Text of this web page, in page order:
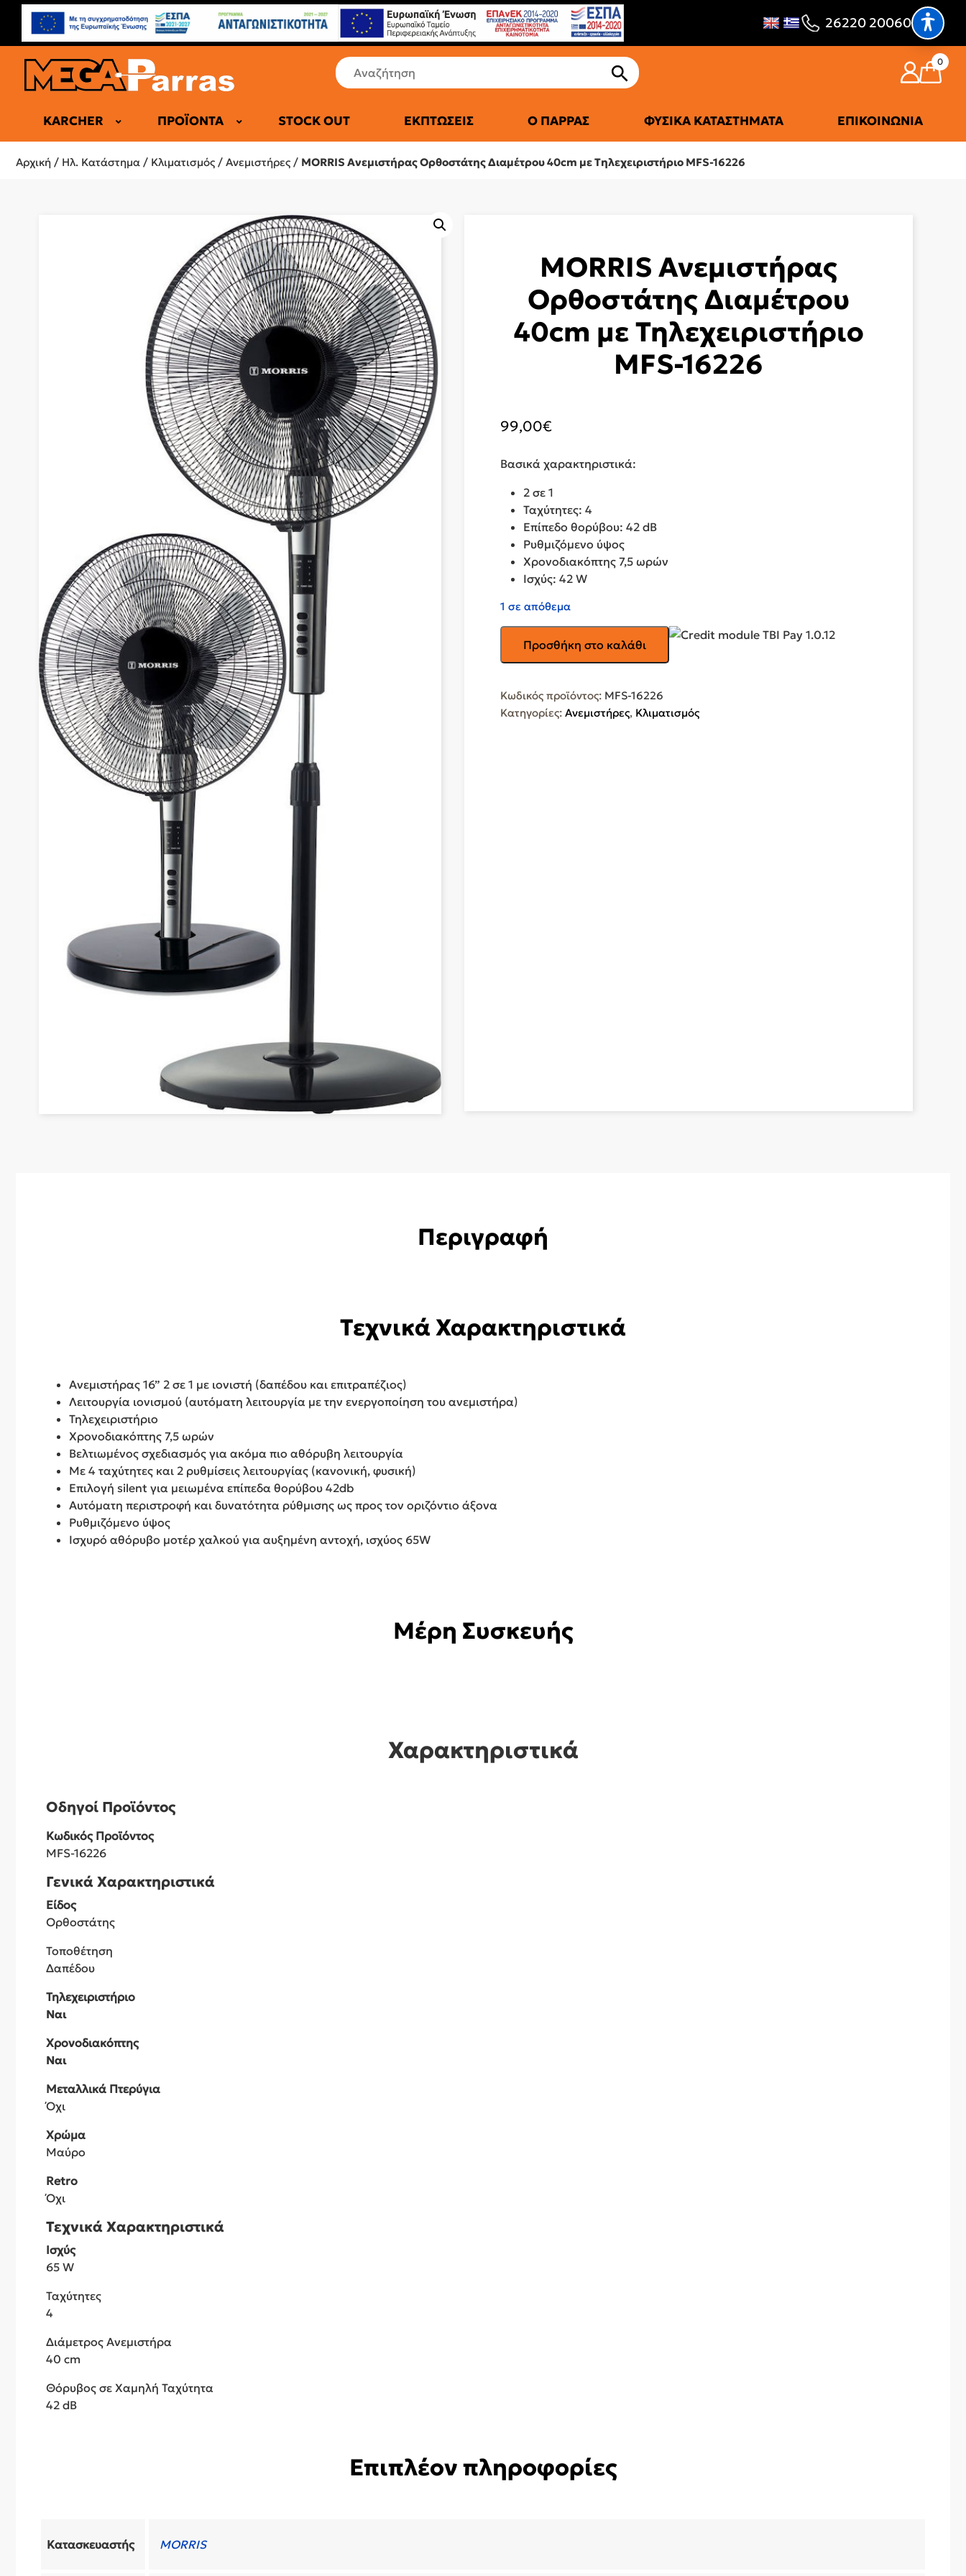
26220 20060
0
KARCHER ΠΡΟΪΌΝΤΑ
ΕΠΑΓΓΕΛΜΑΤΙΚΆ ΨΥΓΕΊΑ
STOCK OUT ΕΚΠΤΏΣΕΙΣ Ο ΠΑΡΡΆΣ ΦΥΣΙΚΆ ΚΑΤΑΣΤΉΜΑΤΑ ΕΠΙΚΟΙΝΩΝΊΑ
Αρχική / Ηλ. Κατάστημα / Κλιματισμός / Ανεμιστήρες / MORRIS Ανεμιστήρας Ορθοστάτης Διαμέτρου 40cm με Τηλεχειριστήριο MFS-16226
MORRIS Ανεμιστήρας
Ορθοστάτης Διαμέτρου
40cm με Τηλεχειριστήριο
MFS-16226
99,00€
Βασικά χαρακτηριστικά:
2 σε 1
Ταχύτητες: 4
Επίπεδο θορύβου: 42 dB
Ρυθμιζόμενο ύψος
Χρονοδιακόπτης 7,5 ωρών
Ισχύς: 42 W
1 σε απόθεμα
Ανεμιστήρας
40cm
με
Προσθήκη στο καλάθι
Κωδικός προϊόντος: MFS-16226
Κατηγορίες: Ανεμιστήρες, Κλιματισμός
Περιγραφή
Τεχνικά Χαρακτηριστικά
Ανεμιστήρας 16” 2 σε 1 με ιονιστή (δαπέδου και επιτραπέζιος)
Λειτουργία ιονισμού (αυτόματη λειτουργία με την ενεργοποίηση του ανεμιστήρα)
Τηλεχειριστήριο
Χρονοδιακόπτης 7,5 ωρών
Βελτιωμένος σχεδιασμός για ακόμα πιο αθόρυβη λειτουργία
Με 4 ταχύτητες και 2 ρυθμίσεις λειτουργίας (κανονική, φυσική)
Επιλογή silent για μειωμένα επίπεδα θορύβου 42db
Αυτόματη περιστροφή και δυνατότητα ρύθμισης ως προς τον οριζόντιο άξονα
Ρυθμιζόμενο ύψος
Ισχυρό αθόρυβο μοτέρ χαλκού για αυξημένη αντοχή, ισχύος 65W
Μέρη Συσκευής
Χαρακτηριστικά
Οδηγοί Προϊόντος
Κωδικός Προϊόντος
MFS-16226
Γενικά Χαρακτηριστικά
Είδος
Ορθοστάτης
Τοποθέτηση
Δαπέδου
Τηλεχειριστήριο
Ναι
Χρονοδιακόπτης
Ναι
Μεταλλικά Πτερύγια
Όχι
Χρώμα
Μαύρο
Retro
Όχι
Τεχνικά Χαρακτηριστικά
Ισχύς
65 W
Ταχύτητες
4
Διάμετρος Ανεμιστήρα
40 cm
Θόρυβος σε Χαμηλή Ταχύτητα
42 dB
Επιπλέον πληροφορίες
Κατασκευαστής MORRIS